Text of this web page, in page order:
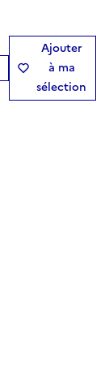
Ajouter
à ma
sélection